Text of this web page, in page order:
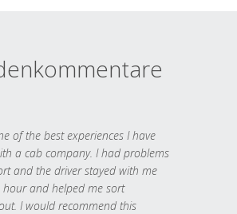
of the best experiences I have
a cab company. I had problems
and the driver stayed with me
and helped me sort
I would recommend this